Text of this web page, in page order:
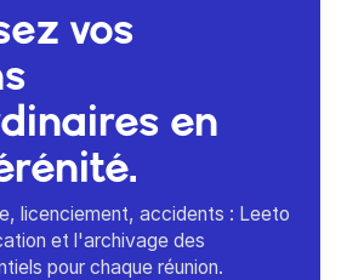
vos
en
licenciement, accidents : Leeto
et l'archivage des
pour chaque réunion.